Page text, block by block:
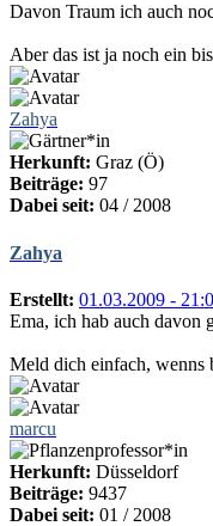
Davon Traum ich auch
Aber das ist ja noch ein
Zahya
Herkunft: Graz (Ö)
Beiträge: 97
Dabei seit: 04 / 2008
Zahya
Erstellt: 01.03.2009 -
Ema, ich hab auch davon
Meld dich einfach, wenns
marcu
Herkunft: Düsseldorf
Beiträge: 9437
Dabei seit: 01 / 2008